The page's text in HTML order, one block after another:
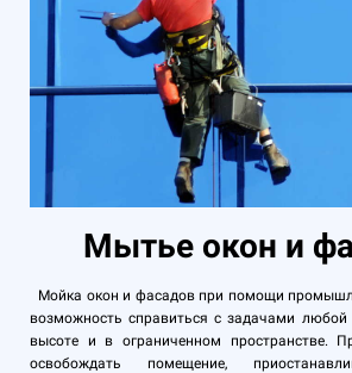
Мытье окон и
Мойка окон и фасадов при помощи
возможность справиться с задачами
высоте и в ограниченном пространстве.
освобождать помещение,